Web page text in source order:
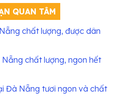
QUAN TÂM
chất lượng, được dân
chất lượng, ngon hết
Đà Nẵng tươi ngon và chất